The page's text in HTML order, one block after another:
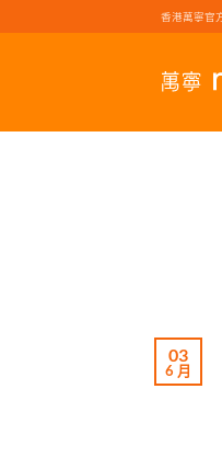
to
香港萬寧官
03
6 月